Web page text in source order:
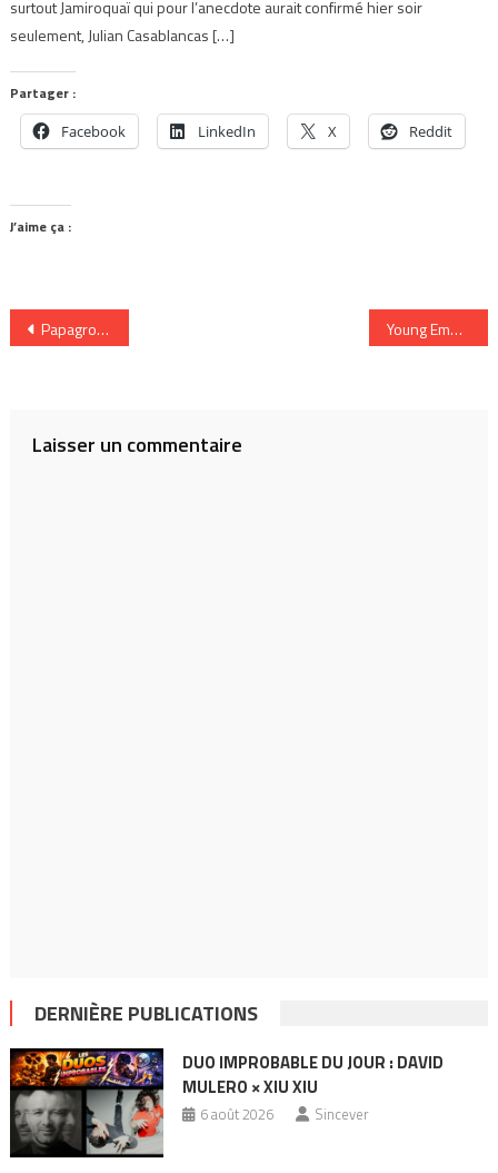
surtout Jamiroquaï qui pour l’anecdote aurait confirmé hier soir
seulement, Julian Casablancas […]
Partager :
Facebook LinkedIn X Reddit
J’aime ça :
Navigation
Papagroove: au nom du funk Young Empires: electro night in Laval
Laisser un commentaire
DERNIÈRE PUBLICATIONS
DUO IMPROBABLE DU JOUR : DAVID
MULERO × XIU XIU
6 août 2026 Sincever